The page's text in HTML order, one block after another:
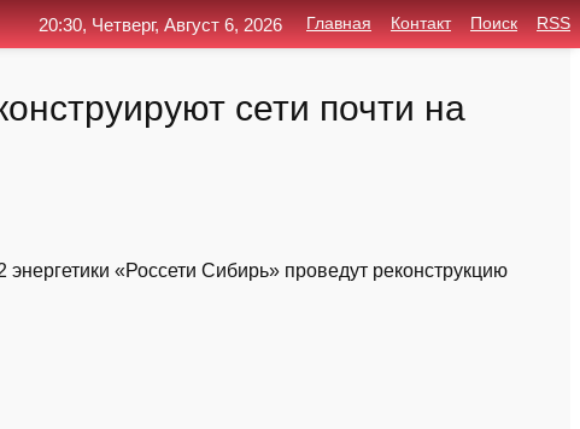
сети почти на
«Россети Сибирь» проведут реконструкцию
20:30, Четверг, Август 6, 2026 Главная Контакт Поиск RSS